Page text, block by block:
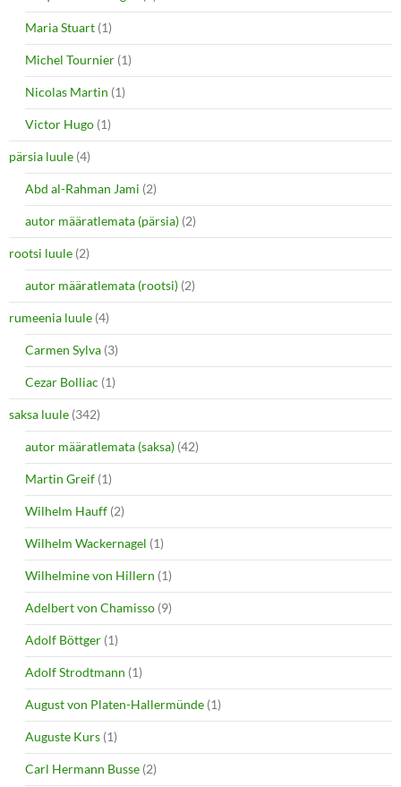
Maria Stuart (1)
Michel Tournier (1)
Nicolas Martin (1)
Victor Hugo (1)
pärsia luule (4)
Abd al-Rahman Jami (2)
autor määratlemata (pärsia) (2)
rootsi luule (2)
autor määratlemata (rootsi) (2)
rumeenia luule (4)
Carmen Sylva (3)
Cezar Bolliac (1)
saksa luule (342)
autor määratlemata (saksa) (42)
Martin Greif (1)
Wilhelm Hauff (2)
Wilhelm Wackernagel (1)
Wilhelmine von Hillern (1)
Adelbert von Chamisso (9)
Adolf Böttger (1)
Adolf Strodtmann (1)
August von Platen-Hallermünde (1)
Auguste Kurs (1)
Carl Hermann Busse (2)